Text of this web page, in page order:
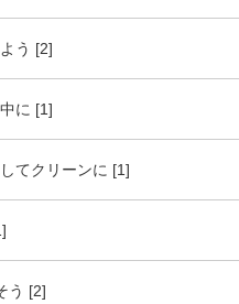
う [2]
に [1]
てクリーンに [1]
う [2]